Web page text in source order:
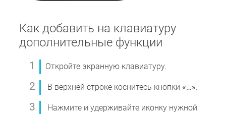
Как добавить на клавиатуру
дополнительные функции
Откройте экранную клавиатуру.
В верхней строке коснитесь кнопки «…».
Нажмите и удерживайте иконку нужной